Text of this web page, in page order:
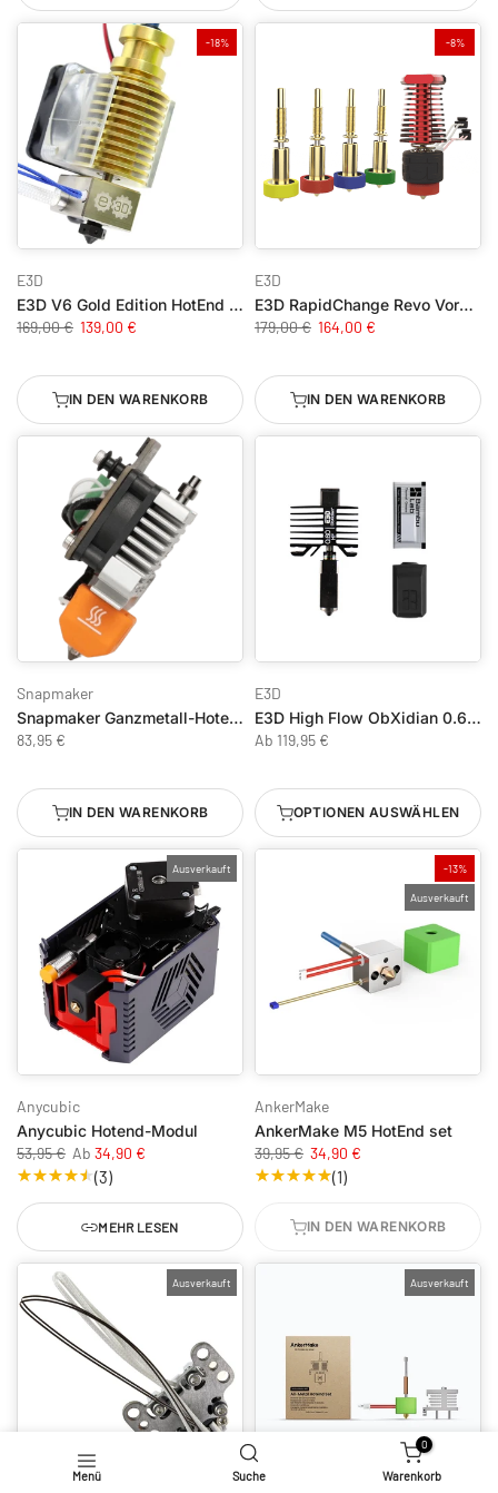
-18%
E3D
E3D V6 Gold Edition HotEnd - 1,75mm - 12V
169,00 € 139,00 €
IN DEN WARENKORB
-8%
E3D
E3D RapidChange Revo Voron - 1.75mm, 12V – Vollständiges Düsenset
179,00 € 164,00 €
IN DEN WARENKORB
Snapmaker
Snapmaker Ganzmetall-Hotend mit gehärteter Stahldüse für J1/J1s 0,4mm
83,95 €
IN DEN WARENKORB
E3D
E3D High Flow ObXidian 0.6 mm HotEnd für Bambu Lab X1/P1 Serie
Ab 119,95 €
OPTIONEN AUSWÄHLEN
Ausverkauft
Anycubic
Anycubic Hotend-Modul
53,95 € Ab 34,90 €
(3)
MEHR LESEN
-13%
Ausverkauft
AnkerMake
AnkerMake M5 HotEnd set
39,95 € 34,90 €
(1)
IN DEN WARENKORB
Ausverkauft Ausverkauft
Menü Suche
0
Warenkorb